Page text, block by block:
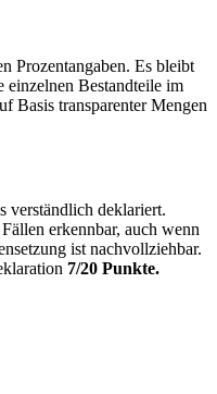
Prozentangaben. Es bleibt
Bestandteile im
Basis transparenter Mengen
verständlich deklariert.
erkennbar, auch wenn
ist nachvollziehbar.
7/20 Punkte.